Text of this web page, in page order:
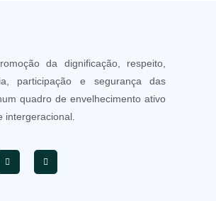
da dignificação, respeito,
participação e segurança das
quadro de envelhecimento ativo
intergeracional.